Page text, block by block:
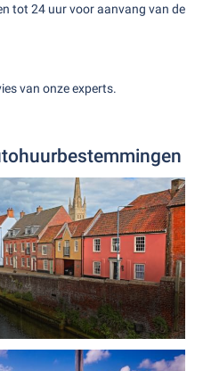
tot 24 uur voor aanvang van de
van onze experts.